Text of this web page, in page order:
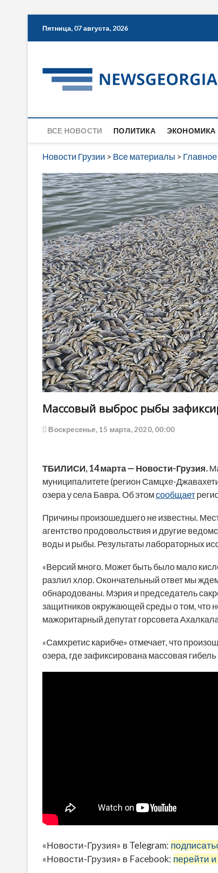
Пятница, 07 августа, 2026
ВСЕ НОВОСТИ ПОЛИТИКА ЭКОНОМИКА
Новости Грузии > Все материалы > Главное
Массовый выброс рыбы
Воскресенье, 15 марта, 2020, 00:00
ТБИЛИСИ, 14 марта — Новости-Грузия.
муниципалитете (регион Самцхе-
озера у села Бавра. Об этомсообщает
Причины произошедшего не известны.
агентство продовольствия и другие
воды и рыбы. Результаты лабораторных
«Версий много. Может быть было мало
разлил хлор. Окончательный ответ мы
обнародованы. Мэрия и председатель
защитников окружающей среды о том, что
мажоритарный депутат горсовета
«Самхретис карибче» отмечает, что
озера, где зафиксирована массовая
«Новости-Грузия» в Telegram:
«Новости-Грузия» в Facebook: перейти и